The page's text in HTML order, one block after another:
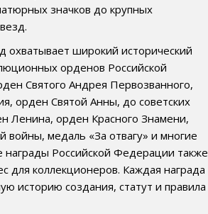
значков до крупных
охватывает широкий исторический
орденов Российской
Святого Андрея Первозванного,
орден Святой Анны, до советских
Ленина, орден Красного Знамени,
войны, медаль «За отвагу» и многие
награды Российской Федерации также
для коллекционеров. Каждая награда
историю создания, статут и правила